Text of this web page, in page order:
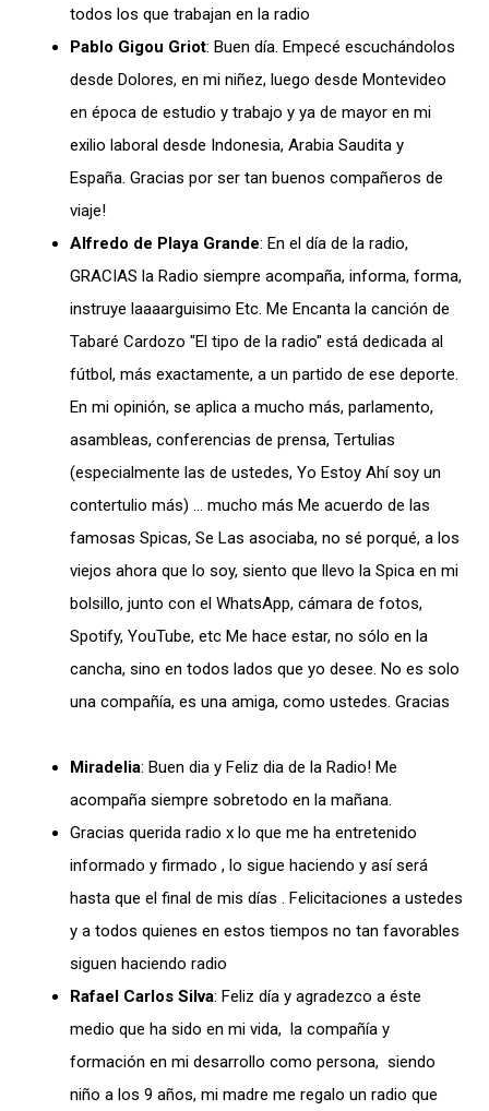
todos los que trabajan en la radio
Pablo Gigou Griot: Buen día. Empecé escuchándolos
desde Dolores, en mi niñez, luego desde Montevideo
en época de estudio y trabajo y ya de mayor en mi
exilio laboral desde Indonesia, Arabia Saudita y
España. Gracias por ser tan buenos compañeros de
viaje!
Alfredo de Playa Grande: En el día de la radio,
GRACIAS la Radio siempre acompaña, informa, forma,
instruye laaaarguisimo Etc. Me Encanta la canción de
Tabaré Cardozo "El tipo de la radio" está dedicada al
fútbol, más exactamente, a un partido de ese deporte.
En mi opinión, se aplica a mucho más, parlamento,
asambleas, conferencias de prensa, Tertulias
(especialmente las de ustedes, Yo Estoy Ahí soy un
contertulio más) … mucho más Me acuerdo de las
famosas Spicas, Se Las asociaba, no sé porqué, a los
viejos ahora que lo soy, siento que llevo la Spica en mi
bolsillo, junto con el WhatsApp, cámara de fotos,
Spotify, YouTube, etc Me hace estar, no sólo en la
cancha, sino en todos lados que yo desee. No es solo
una compañía, es una amiga, como ustedes. Gracias
Miradelia: Buen dia y Feliz dia de la Radio! Me
acompaña siempre sobretodo en la mañana.
Gracias querida radio x lo que me ha entretenido
informado y firmado , lo sigue haciendo y así será
hasta que el final de mis días . Felicitaciones a ustedes
y a todos quienes en estos tiempos no tan favorables
siguen haciendo radio
Rafael Carlos Silva: Feliz día y agradezco a éste
medio que ha sido en mi vida, la compañía y
formación en mi desarrollo como persona, siendo
niño a los 9 años, mi madre me regalo un radio que